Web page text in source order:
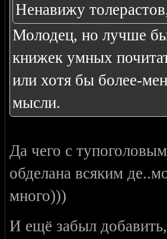
Ненавижу
Молодец, но лучше бы
книжек умных
или хотя бы более-
мысли.
Да чего с
обделана всяким
много)))
И ещё забыл